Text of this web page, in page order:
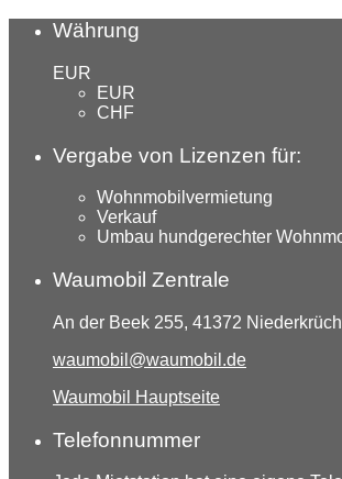
Währung
EUR
EUR
CHF
Vergabe von Lizenzen für:
Wohnmobilvermietung
Verkauf
Umbau hundgerechter
Waumobil Zentrale
An der Beek 255, 41372
waumobil@waumobil.de
Waumobil Hauptseite
Telefonnummer